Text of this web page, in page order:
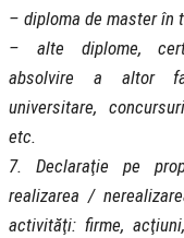
– diploma de master în
– alte diplome,
absolvire a altor
universitare,
etc.
7. Declaraţie pe
realizarea /
activităţi: firme,